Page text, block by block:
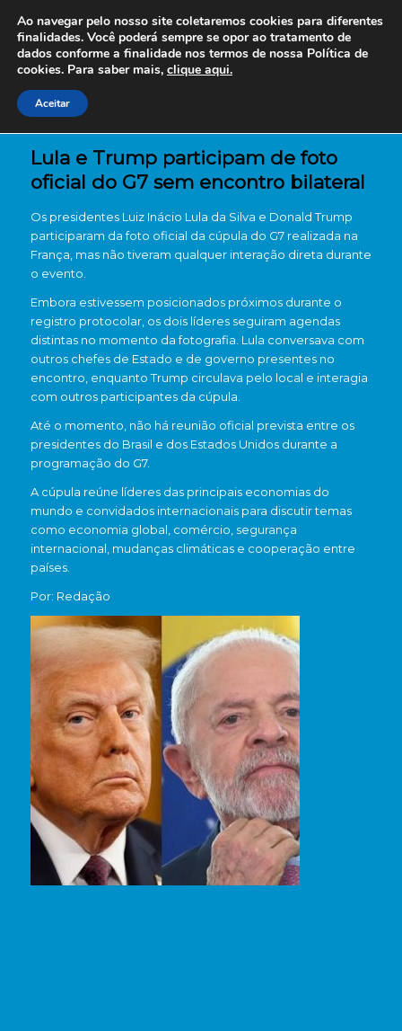
Lula e Trump participam de foto
oficial do G7 sem encontro bilateral
Os presidentes Luiz Inácio Lula da Silva e Donald Trump
participaram da foto oficial da cúpula do G7 realizada na
França, mas não tiveram qualquer interação direta durante
o evento.
Embora estivessem posicionados próximos durante o
registro protocolar, os dois líderes seguiram agendas
distintas no momento da fotografia. Lula conversava com
outros chefes de Estado e de governo presentes no
encontro, enquanto Trump circulava pelo local e interagia
com outros participantes da cúpula.
Até o momento, não há reunião oficial prevista entre os
presidentes do Brasil e dos Estados Unidos durante a
programação do G7.
A cúpula reúne líderes das principais economias do
mundo e convidados internacionais para discutir temas
como economia global, comércio, segurança
internacional, mudanças climáticas e cooperação entre
países.
Por: Redação
Ao navegar pelo nosso site coletaremos cookies para diferentes
finalidades. Você poderá sempre se opor ao tratamento de
dados conforme a finalidade nos termos de nossa Política de
cookies. Para saber mais, clique aqui.
Aceitar